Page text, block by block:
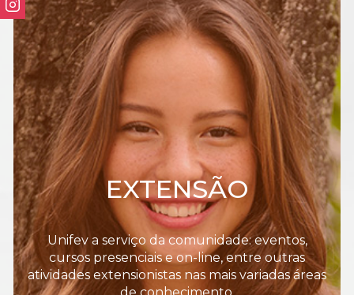
EXTENSÃO
Unifev a serviço da comunidade: eventos,
cursos presenciais e on-line, entre outras
atividades extensionistas nas mais variadas áreas